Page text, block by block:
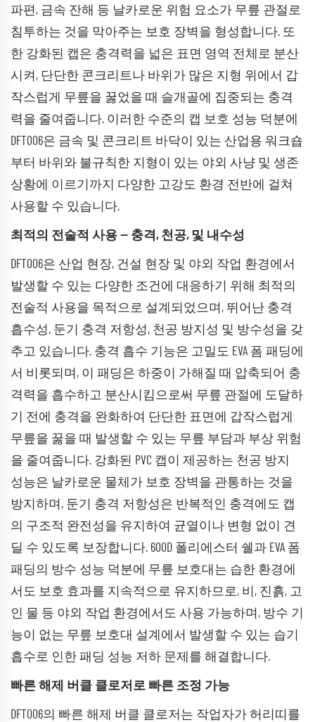
파편, 금속 잔해 등 날카로운 위험 요소가 무릎 관절로
침투하는 것을 막아주는 보호 장벽을 형성합니다. 또
한 강화된 캡은 충격력을 넓은 표면 영역 전체로 분산
시켜, 단단한 콘크리트나 바위가 많은 지형 위에서 갑
작스럽게 무릎을 꿇었을 때 슬개골에 집중되는 충격
력을 줄여줍니다. 이러한 수준의 캡 보호 성능 덕분에
DFT006은 금속 및 콘크리트 바닥이 있는 산업용 워크숍
부터 바위와 불규칙한 지형이 있는 야외 사냥 및 생존
상황에 이르기까지 다양한 고강도 환경 전반에 걸쳐
사용할 수 있습니다.
최적의 전술적 사용 — 충격, 천공, 및 내수성
DFT006은 산업 현장, 건설 현장 및 야외 작업 환경에서
발생할 수 있는 다양한 조건에 대응하기 위해 최적의
전술적 사용을 목적으로 설계되었으며, 뛰어난 충격
흡수성, 둔기 충격 저항성, 천공 방지성 및 방수성을 갖
추고 있습니다. 충격 흡수 기능은 고밀도 EVA 폼 패딩에
서 비롯되며, 이 패딩은 하중이 가해질 때 압축되어 충
격력을 흡수하고 분산시킴으로써 무릎 관절에 도달하
기 전에 충격을 완화하여 단단한 표면에 갑작스럽게
무릎을 꿇을 때 발생할 수 있는 무릎 부담과 부상 위험
을 줄여줍니다. 강화된 PVC 캡이 제공하는 천공 방지
성능은 날카로운 물체가 보호 장벽을 관통하는 것을
방지하며, 둔기 충격 저항성은 반복적인 충격에도 캡
의 구조적 완전성을 유지하여 균열이나 변형 없이 견
딜 수 있도록 보장합니다. 600D 폴리에스터 쉘과 EVA 폼
패딩의 방수 성능 덕분에 무릎 보호대는 습한 환경에
서도 보호 효과를 지속적으로 유지하므로, 비, 진흙, 고
인 물 등 야외 작업 환경에서도 사용 가능하며, 방수 기
능이 없는 무릎 보호대 설계에서 발생할 수 있는 습기
흡수로 인한 패딩 성능 저하 문제를 해결합니다.
빠른 해제 버클 클로저로 빠른 조정 가능
DFT006의 빠른 해제 버클 클로저는 작업자가 허리띠를